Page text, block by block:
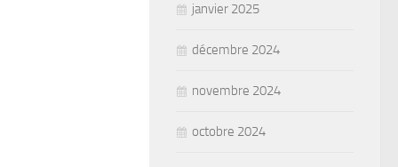
janvier 2025
décembre 2024
novembre 2024
octobre 2024